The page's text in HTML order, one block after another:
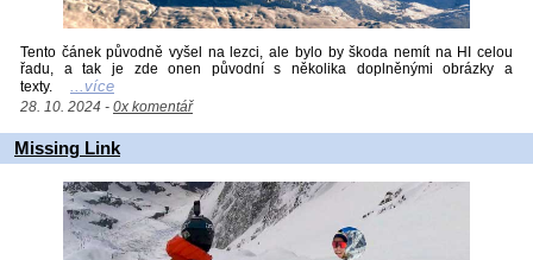
Tento čánek původně vyšel na lezci, ale bylo by škoda nemít na HI celou
řadu, a tak je zde onen původní s několika doplněnými obrázky a
texty. ...více
28. 10. 2024 - 0x komentář
Missing Link